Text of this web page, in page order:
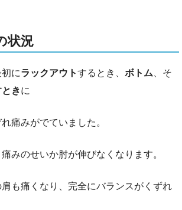
状況
にラックアウトするとき、 ボトム 、そ
きに
痛みがでていました。
みのせいか肘が伸びなくなります。
も痛くなり、完全にバランスがくずれ